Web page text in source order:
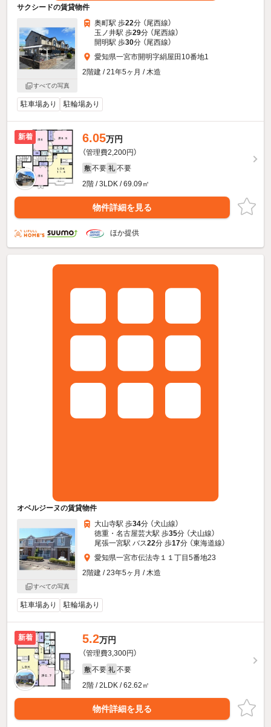
サクシードの賃貸物件
すべての写真
奥町駅 歩22分 （尾西線）
玉ノ井駅 歩29分 （尾西線）
開明駅 歩30分 （尾西線）
愛知県一宮市開明字絹屋田10番地1
2階建 / 21年5ヶ月 / 木造
駐車場あり 駐輪場あり
新着 6.05万円
（管理費2,200円）
敷 不要 礼 不要
2階 / 3LDK / 69.09㎡
物件詳細を見る
ほか提供
オベルジーヌの賃貸物件
すべての写真
大山寺駅 歩34分 （犬山線）
徳重・名古屋芸大駅 歩35分 （犬山線）
尾張一宮駅 バス22分 歩17分 （東海道線）
愛知県一宮市伝法寺１１丁目5番地23
2階建 / 23年5ヶ月 / 木造
駐車場あり 駐輪場あり
新着 5.2万円
（管理費3,300円）
敷 不要 礼 不要
2階 / 2LDK / 62.62㎡
物件詳細を見る